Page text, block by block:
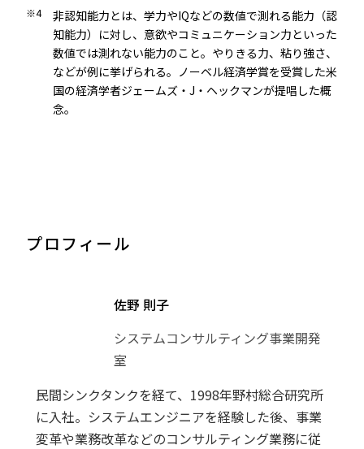
※4
非認知能力とは、学力やIQなどの数値で測れる能力（認
知能力）に対し、意欲やコミュニケーション力といった
数値では測れない能力のこと。やりきる力、粘り強さ、
などが例に挙げられる。ノーベル経済学賞を受賞した米
国の経済学者ジェームズ・J・ヘックマンが提唱した概
念。
プロフィール
佐野 則子
システムコンサルティング事業開発
室
民間シンクタンクを経て、1998年野村総合研究所
に入社。システムエンジニアを経験した後、事業
変革や業務改革などのコンサルティング業務に従